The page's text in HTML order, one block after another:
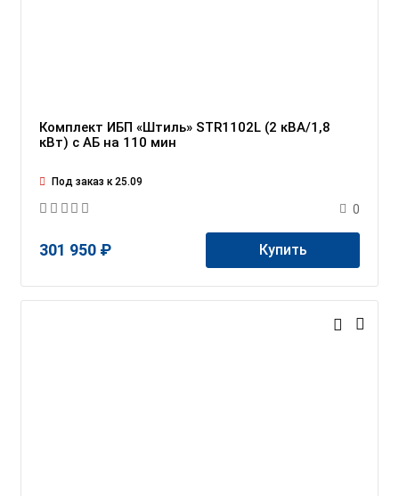
Комплект ИБП «Штиль» STR1102L (2 кВА/1,8
кВт) c АБ на 110 мин
Под заказ к 25.09
0
301 950 ₽ Купить